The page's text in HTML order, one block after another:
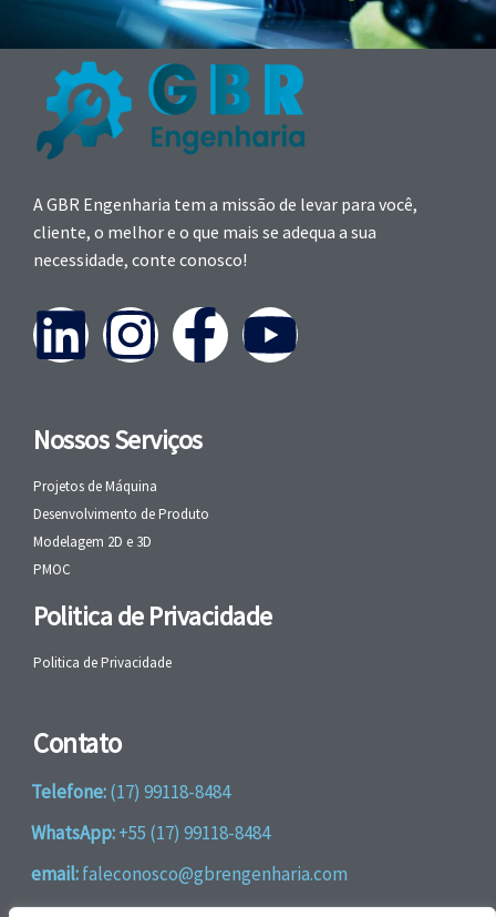
A GBR Engenharia tem a missão de levar para você,
cliente, o melhor e o que mais se adequa a sua
necessidade, conte conosco!
Nossos Serviços
Projetos de Máquina
Desenvolvimento de Produto
Modelagem 2D e 3D
PMOC
Politica de Privacidade
Politica de Privacidade
Contato
Telefone:(17) 99118-8484
WhatsApp:+55 (17) 99118-8484
email:faleconosco@gbrengenharia.com